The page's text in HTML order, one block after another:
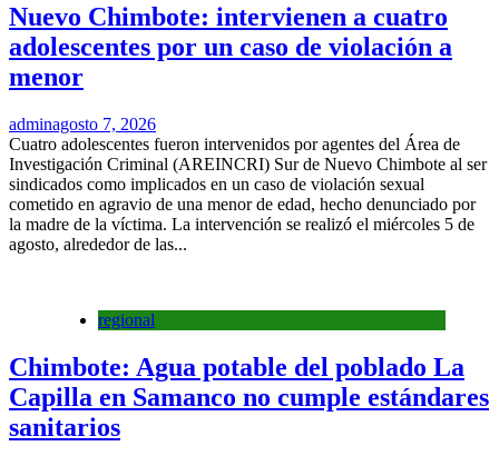
Nuevo Chimbote: intervienen a cuatro
adolescentes por un caso de violación a
menor
adminagosto 7, 2026
Cuatro adolescentes fueron intervenidos por agentes del Área de
Investigación Criminal (AREINCRI) Sur de Nuevo Chimbote al ser
sindicados como implicados en un caso de violación sexual
cometido en agravio de una menor de edad, hecho denunciado por
la madre de la víctima. La intervención se realizó el miércoles 5 de
agosto, alrededor de las...
regional
Chimbote: Agua potable del poblado La
Capilla en Samanco no cumple estándares
sanitarios